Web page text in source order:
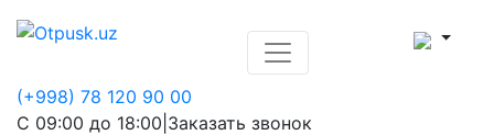
(+998) 78 120 90 00
С 09:00 до 18:00 Заказать звонок